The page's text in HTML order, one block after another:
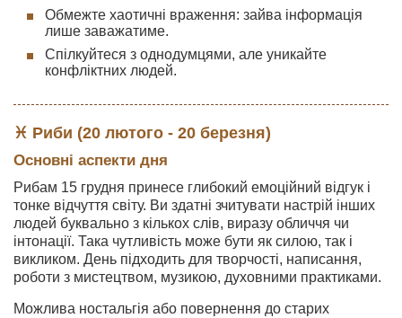
Обмежте хаотичні враження: зайва інформація
лише заважатиме.
Спілкуйтеся з однодумцями, але уникайте
конфліктних людей.
♓ Риби (20 лютого - 20 березня)
Основні аспекти дня
Рибам 15 грудня принесе глибокий емоційний відгук і
тонке відчуття світу. Ви здатні зчитувати настрій інших
людей буквально з кількох слів, виразу обличчя чи
інтонації. Така чутливість може бути як силою, так і
викликом. День підходить для творчості, написання,
роботи з мистецтвом, музикою, духовними практиками.
Можлива ностальгія або повернення до старих